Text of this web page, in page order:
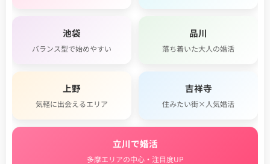
池袋
バランス型で始めやすい
品川
落ち着いた大人の婚活
上野
気軽に出会えるエリア
吉祥寺
住みたい街×人気婚活
立川で婚活
多摩エリアの中心・注目度UP